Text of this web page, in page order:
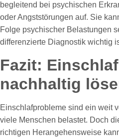
begleitend bei psychischen
oder Angststörungen auf. Sie
Folge psychischer Belastungen
differenzierte Diagnostik wichtig
Fazit:
nachhaltig
Einschlafprobleme sind ein weit
viele Menschen belastet. Doch
richtigen Herangehensweise